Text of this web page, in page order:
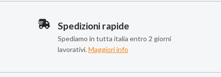
Spedizioni rapide
Spediamo in tutta italia entro 2 giorni
lavorativi. Maggiori info